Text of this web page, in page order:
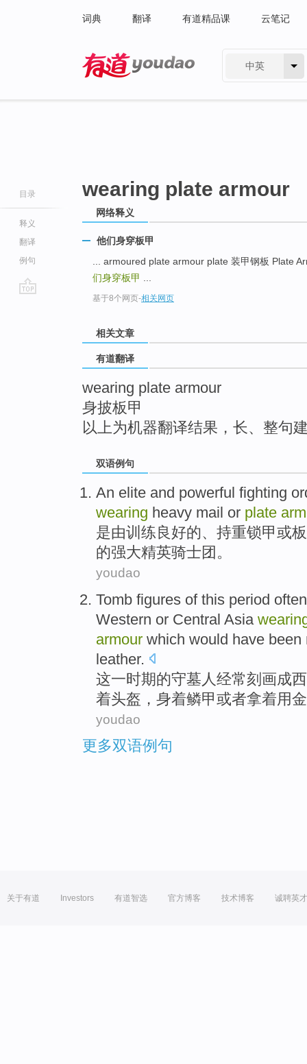
词典 翻译 有道精品课 云笔记
中英
目录
释义
翻译
例句
wearing plate armour
网络释义
他们身穿板甲
... armoured plate armour plate 装甲钢板 Plate
们身穿板甲
基于8个网页-相关网页
相关文章
有道翻译
wearing plate armour
身披板甲
以上为机器翻译结果，长、整句
双语例句
An elite and powerful fighting
wearing heavy mail or plate
是由训练良好的、持重锁甲或板
的强大精英骑士团。
youdao
Tomb figures of this period often
Western or Central Asia
armour which would have been
leather.
这一时期的守墓人 经常刻画成
着头盔，身着鳞甲或者拿着用
youdao
更多双语例句
关于有道 Investors 有道智选 官方博客 技术博客 诚聘英才